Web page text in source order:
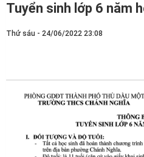
Tuyển sinh lớp 6 năm
Thứ sáu - 24/06/2022 23:08